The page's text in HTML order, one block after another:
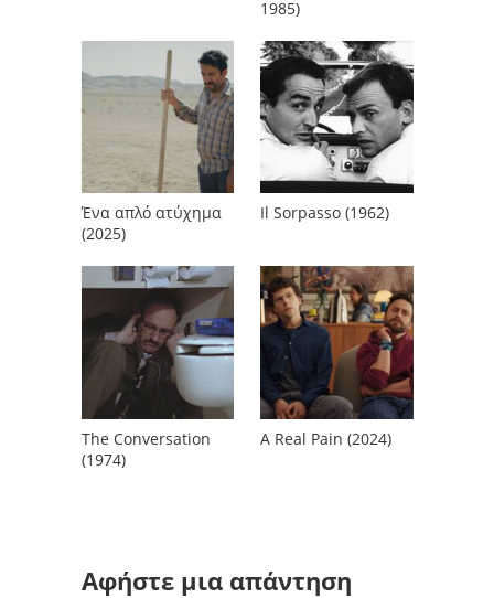
1985)
Ένα απλό ατύχημα
(2025)
Il Sorpasso (1962)
The Conversation
(1974)
A Real Pain (2024)
Αφήστε μια απάντηση